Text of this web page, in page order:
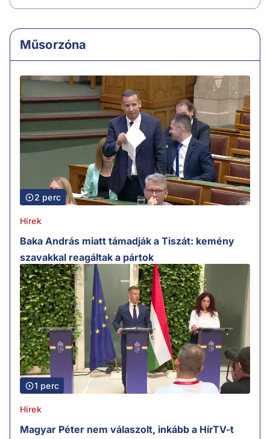
Műsorzóna
2 perc
Hírek
Baka András miatt támadják a Tiszát: kemény
szavakkal reagáltak a pártok
1 perc
Hírek
Magyar Péter nem válaszolt, inkább a HírTV-t